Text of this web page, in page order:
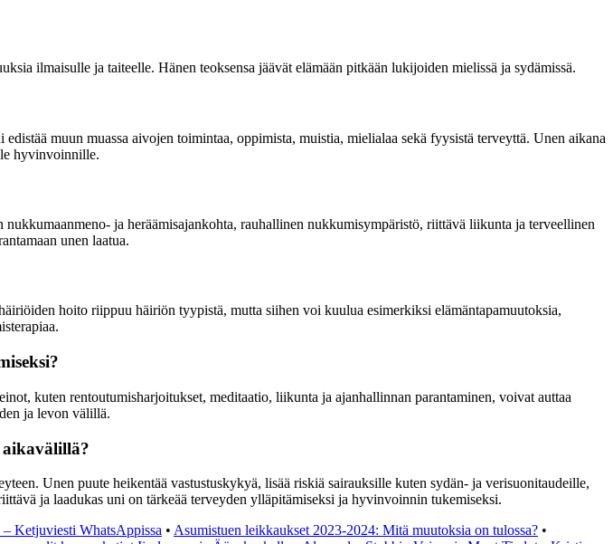
ilmaisulle ja taiteelle. Hänen teoksensa jäävät elämään pitkään lukijoiden mielissä ja sydämissä.
muun muassa aivojen toimintaa, oppimista, muistia, mielialaa sekä fyysistä terveyttä. Unen aikana
hyvinvoinnille.
ja heräämisajankohta, rauhallinen nukkumisympäristö, riittävä liikunta ja terveellinen
unen laatua.
hoito riippuu häiriön tyypistä, mutta siihen voi kuulua esimerkiksi elämäntapamuutoksia,
kuten rentoutumisharjoitukset, meditaatio, liikunta ja ajanhallinnan parantaminen, voivat auttaa
ja levon välillä.
aikavälillä?
Unen puute heikentää vastustuskykyä, lisää riskiä sairauksille kuten sydän- ja verisuonitaudeille,
ja laadukas uni on tärkeää terveyden ylläpitämiseksi ja hyvinvoinnin tukemiseksi.
– Ketjuviesti WhatsAppissa • Asumistuen leikkaukset 2023-2024: Mitä muutoksia on tulossa? •